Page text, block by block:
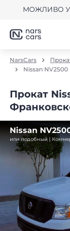
МОЖЛИВО
NarsCars
Nissan NV2500
Прокат
Nissan
или подобный |